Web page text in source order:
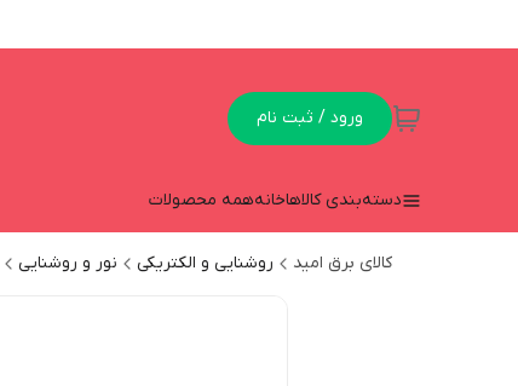
ورود / ثبت نام
دسته‌بندی کالاهاخانههمه محصولات
کالای برق امید روشنایی و الکتریکی نور و روشنایی